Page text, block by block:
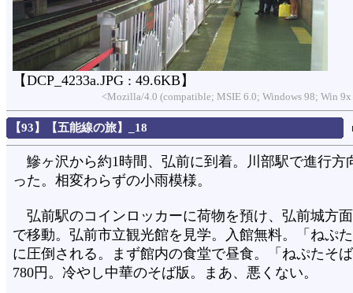
【DCP_4233a.JPG : 49.6KB】
<Mozilla/4.0 (compatible; MSIE 6.0; Windows 98; Win
【93】【五能線の旅】_18
鰺ヶ沢から約1時間、弘前に到着。川部駅で進行方
った。相変わらずの小雨模様。
弘前駅のコインロッカーに荷物を預け、弘前城方
で移動。弘前市立観光館を見学。入館無料。「ねぷ
に圧倒される。まず館内の食堂で昼食。「ねぷたそ
780円。冷やし中華のそば版。まあ、悪くない。